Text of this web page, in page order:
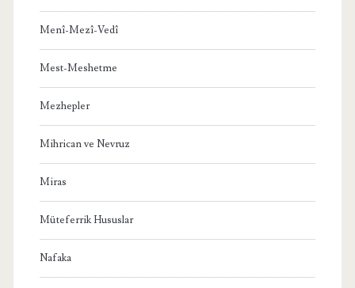
Menî-Mezî-Vedî
Mest-Meshetme
Mezhepler
Mihrican ve Nevruz
Miras
Müteferrik Hususlar
Nafaka